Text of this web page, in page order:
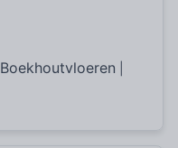
Boekhoutvloeren